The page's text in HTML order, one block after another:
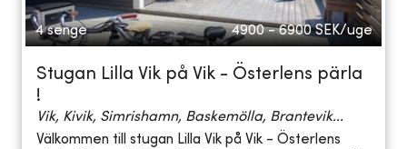
4 senge 4900 - 6900 SEK/uge
Stugan Lilla Vik på Vik - Österlens pärla
!
Vik, Kivik, Simrishamn, Baskemölla, Brantevik...
Välkommen till stugan Lilla Vik på Vik - Österlens